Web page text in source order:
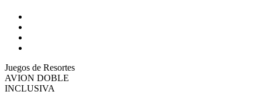
Juegos de Resortes
AVION DOBLE
INCLUSIVA